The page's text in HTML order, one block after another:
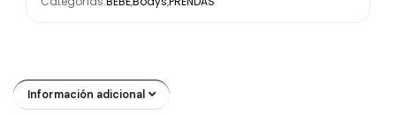
Información adicional